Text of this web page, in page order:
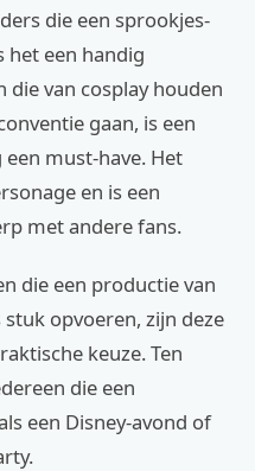
die een sprookjes-
een handig
van cosplay houden
gaan, is een
must-have. Het
en is een
met andere fans.
die een productie van
opvoeren, zijn deze
keuze. Ten
die een
een Disney-avond of